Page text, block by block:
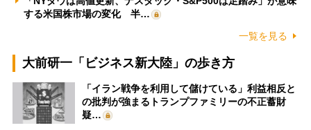
する米国株市場の変化 半…
一覧を見る
大前研一「ビジネス新大陸」の歩き方
「イラン戦争を利用して儲けている」利益相反と
の批判が強まるトランプファミリーの不正蓄財
疑…